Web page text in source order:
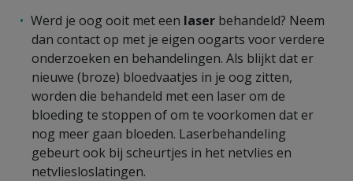
Werd je oog ooit met een laser behandeld? Neem
dan contact op met je eigen oogarts voor verdere
onderzoeken en behandelingen. Als blijkt dat er
nieuwe (broze) bloedvaatjes in je oog zitten,
worden die behandeld met een laser om de
bloeding te stoppen of om te voorkomen dat er
nog meer gaan bloeden. Laserbehandeling
gebeurt ook bij scheurtjes in het netvlies en
netvliesloslatingen.